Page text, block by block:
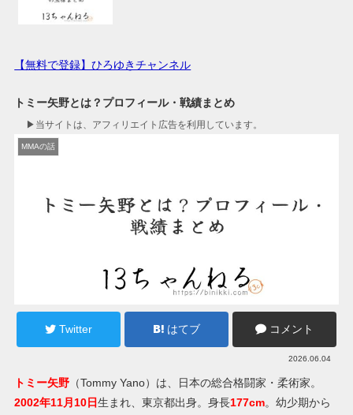
【無料で登録】ひろゆきチャンネル
トミー矢野とは？プロフィール・戦績まとめ
▶︎当サイトは、アフィリエイト広告を利用しています。
MMAの話
Twitter はてブ コメント
2026.06.04
トミー矢野 （Tommy Yano）は、日本の総合格闘家・柔術家。
2002年11月10日生まれ、東京都出身。身長177cm。幼少期から